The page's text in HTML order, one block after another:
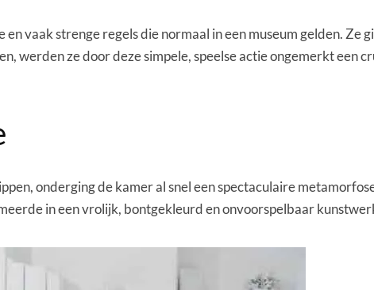
vaak strenge regels die normaal in een museum gelden. Ze
werden ze door deze simpele, speelse actie ongemerkt een
onderging de kamer al snel een spectaculaire
in een vrolijk, bontgekleurd en onvoorspelbaar